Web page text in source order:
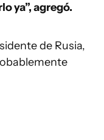
ya”, agregó.
de Rusia,